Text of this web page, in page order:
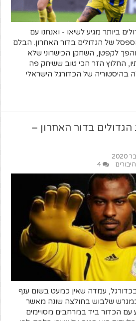
ביותר מגיע לשיאו - ואנחנו עם
שחקני הספסל של הגדולים בדור האחרון. הבלם
לקפטן, השחקן הכישרוני שלא
החלוץ הזר הכי טוב ששיחק פה
בהיסטוריה של הכדורגל הישראלי
הגדולים בדור האחרון –
4
עמדה שאין כמעט בשום ענף
שלבוש בחולצה שונה מאשר
עם הכדור ביד במרחבים מסויימים